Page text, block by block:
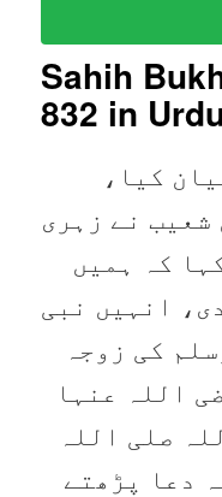
Sahih
832 in
کیا،
شعیب نے زہری
کہ ہمیں
انہیں نبی
کی زوجہ
اللہ عنہا
صلی اللہ
دعا پڑھتے